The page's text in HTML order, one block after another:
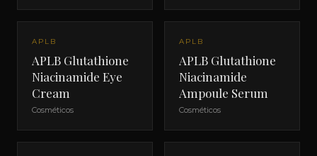
APLB
APLB Glutathione
Niacinamide Eye
Cream
Cosméticos
APLB
APLB Glutathione
Niacinamide
Ampoule Serum
Cosméticos